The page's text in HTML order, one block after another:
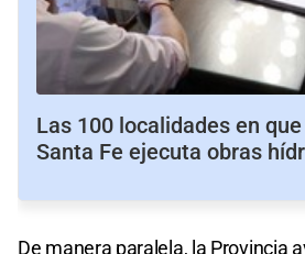
Las 100 localidades en
Santa Fe ejecuta obras
De manera paralela, la Provincia